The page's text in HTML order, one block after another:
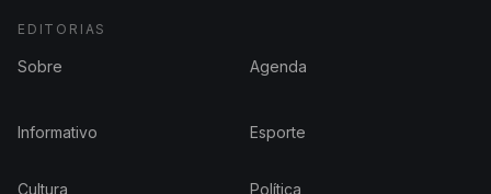
EDITORIAS
Sobre Agenda
Informativo Esporte
Cultura Política